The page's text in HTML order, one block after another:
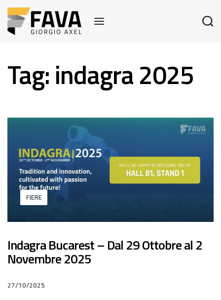
Tag:indagra 2025
FIERE
Indagra Bucarest – Dal 29 Ottobre al 2
Novembre 2025
27/10/2025